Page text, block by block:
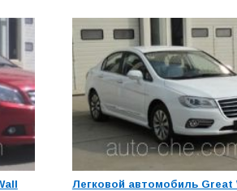
Легковой автомобиль Great